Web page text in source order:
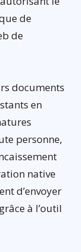
de
de
documents
en
personne,
native
d’envoyer
à l’outil